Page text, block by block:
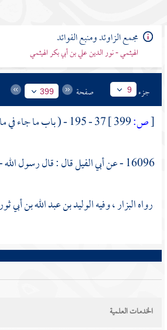
مجمع الزاوئد ومنبع الفوائد
الهيثمي - نور الدين علي بن أبي بكر الهيثمي
جزء 9 صفحة 399
[ص: 37 - 195 - ( باب ما جاء في
16096 - عن
أبي الفيلقال : قال رسول
رواهالبزار، وفيهالوليد بن عبد الله بن أبي
الخدمات العلمية